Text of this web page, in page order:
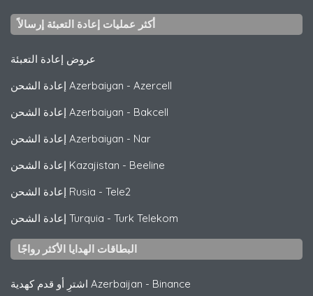
أكثر عمليات إعادة التعبئة إرسالاً
عروض إعادة التعبئة
إعادة الشحن Azerbaiyan - Azercell
إعادة الشحن Azerbaiyan - Bakcell
إعادة الشحن Azerbaiyan - Nar
إعادة الشحن Kazajistan - Beeline
إعادة الشحن Rusia - Tele2
إعادة الشحن Turquia - Turk Telekom
البطاقات الهدايا الأكثر رواجًا
اشترِ أو قدم كهدية Azerbaijan - Binance